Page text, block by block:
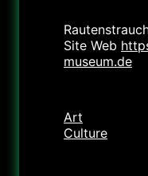
Site Web
museum.de
Art
Culture